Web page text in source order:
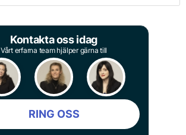
Kontakta oss idag
Vårt erfarna team hjälper gärna till
RING OSS